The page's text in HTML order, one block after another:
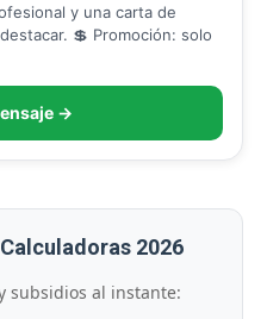
y una carta de
💲 Promoción: solo
→
2026
subsidios al instante: